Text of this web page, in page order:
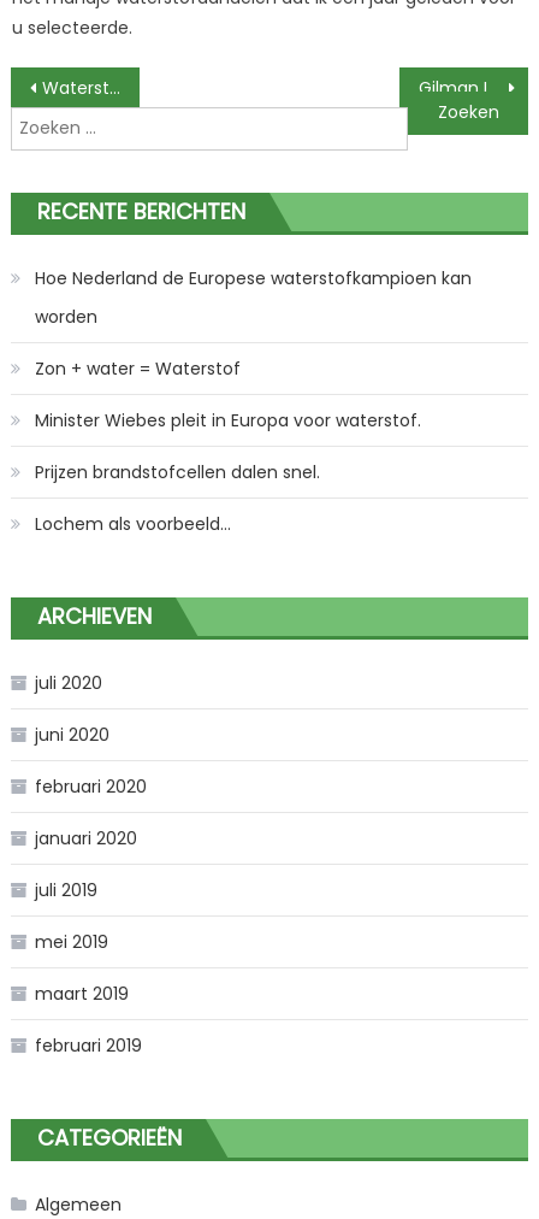
u selecteerde.
Berichtnavigatie
Waterstofproductie met behulp van zonnepanelen.
Zoeken
naar:
RECENTE BERICHTEN
Hoe Nederland de Europese waterstofkampioen kan
worden
Zon + water = Waterstof
Minister Wiebes pleit in Europa voor waterstof.
Prijzen brandstofcellen dalen snel.
Lochem als voorbeeld…
ARCHIEVEN
juli 2020
juni 2020
februari 2020
januari 2020
juli 2019
mei 2019
maart 2019
februari 2019
CATEGORIEËN
Algemeen